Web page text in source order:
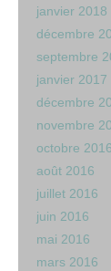
janvier 2018
décembre
septembre
janvier 2017
décembre
novembre
octobre 2016
août 2016
juillet 2016
juin 2016
mai 2016
mars 2016